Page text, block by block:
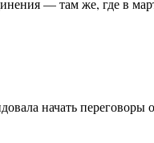
— там же, где в
начать переговоры